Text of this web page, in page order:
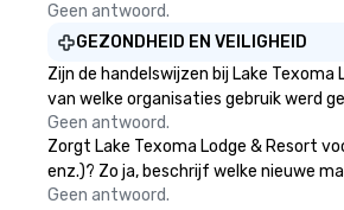
Geen antwoord.
GEZONDHEID EN VEILIGHEID
Zijn de handelswijzen bij Lake
van welke organisaties gebruik werd
Geen antwoord.
Zorgt Lake Texoma Lodge & Resort
enz.)? Zo ja, beschrijf welke nieuwe
Geen antwoord.